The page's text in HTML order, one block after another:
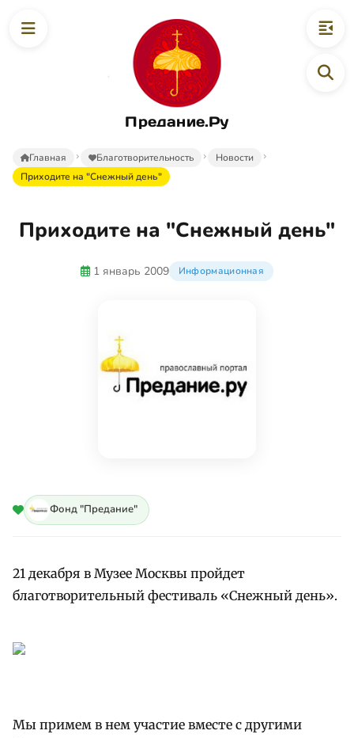
Предание.Ру
Главная Благотворительность
Новости
Приходите на "Снежный день"
Приходите на "Снежный день"
1 январь 2009 Информационная
Фонд "Предание"
21 декабря в Музее Москвы пройдет
благотворительный фестиваль «Снежный день».
Мы примем в нем участие вместе с другими